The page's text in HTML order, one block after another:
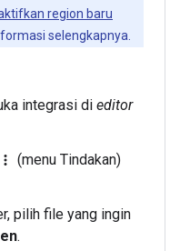
region baru
selengkapnya.
integrasi di editor
more_vert
(menu Tindakan)
pilih file yang ingin
.